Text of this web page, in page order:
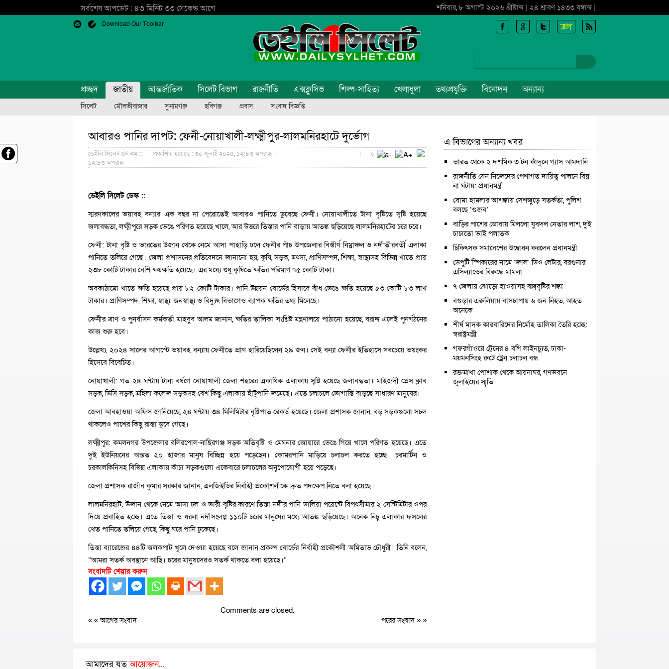
সর্বশেষ আপডেট : ৪৩ মিনিট ৩৩ সেকেন্ড আগে শনিবার, ৮ অগাস্ট ২০২৬ খ্রীষ্টাব্দ | ২৪ শ্রাবণ ১৪৩৩ বঙ্গাব্দ |
Download Our Toolbar
প্রচ্ছদ জাতীয় আন্তর্জাতিক সিলেট বিভাগ রাজনীতি এক্সক্লুসিভ শিল্প-সাহিত্য খেলাধুলা তথ্যপ্রযুক্তি বিনোদন অন্যান্য
সিলেট মৌলভীবাজার সুনামগঞ্জ হবিগঞ্জ প্রবাস সংবাদ বিজ্ঞপ্তি
আবারও পানির দাপট: ফেনী-নোয়াখালী-লক্ষ্মীপুর-লালমনিরহাটে দুর্ভোগ
ডেইলি সিলেট ডট কম ::
প্রকাশিত হয়েছে : ৩০ জুলাই ২০২৫, ১২:৪৩ অপরাহ্ন |
১২:৪৩ অপরাহ্ন
| ০
ডেইলি সিলেট ডেস্ক ::
স্মরণকালের ভয়াবহ বন্যার এক বছর না পেরোতেই আবারও পানিতে ডুবেছে ফেনী। নোয়াখালীতে টানা বৃষ্টিতে সৃষ্টি হয়েছে
জলাবদ্ধতা, লক্ষ্মীপুরে সড়ক ভেঙে পরিণত হয়েছে খালে, আর উত্তরে তিস্তার পানি বাড়ায় আতঙ্ক ছড়িয়েছে লালমনিরহাটের চরে চরে।
ফেনী: টানা বৃষ্টি ও ভারতের উজান থেকে নেমে আসা পাহাড়ি ঢলে ফেনীর পাঁচ উপজেলার বিস্তীর্ণ নিম্নাঞ্চল ও নদীতীরবর্তী এলাকা
পানিতে তলিয়ে গেছে। জেলা প্রশাসনের প্রতিবেদনে জানানো হয়, কৃষি, সড়ক, মৎস্য, প্রাণিসম্পদ, শিক্ষা, স্বাস্থ্যসহ বিভিন্ন খাতে প্রায়
২৩৮ কোটি টাকার বেশি ক্ষয়ক্ষতি হয়েছে। এর মধ্যে শুধু কৃষিতে ক্ষতির পরিমাণ ৭৫ কোটি টাকা।
অবকাঠামো খাতে ক্ষতি হয়েছে প্রায় ৮২ কোটি টাকার। পানি উন্নয়ন বোর্ডের হিসাবে বাঁধ ভেঙে ক্ষতি হয়েছে ৫৩ কোটি ৮৩ লাখ
টাকার। প্রাণিসম্পদ, শিক্ষা, স্বাস্থ্য, জনস্বাস্থ্য ও বিদ্যুৎ বিভাগেও ব্যাপক ক্ষতির তথ্য মিলেছে।
ফেনীর ত্রাণ ও পুনর্বাসন কর্মকর্তা মাহবুব আলম জানান, ক্ষতির তালিকা সংশ্লিষ্ট মন্ত্রণালয়ে পাঠানো হয়েছে, বরাদ্দ এলেই পুনর্গঠনের
কাজ শুরু হবে।
উল্লেখ্য, ২০২৪ সালের আগস্টে ভয়াবহ বন্যায় ফেনীতে প্রাণ হারিয়েছিলেন ২৯ জন। সেই বন্যা ফেনীর ইতিহাসে সবচেয়ে ভয়ংকর
হিসেবে বিবেচিত।
নোয়াখালী: গত ২৪ ঘণ্টায় টানা বর্ষণে নোয়াখালী জেলা শহরের একাধিক এলাকায় সৃষ্টি হয়েছে জলাবদ্ধতা। মাইজদী প্রেস ক্লাব
সড়ক, ডিসি সড়ক, মহিলা কলেজ সড়কসহ বেশ কিছু এলাকায় হাঁটুপানি জমেছে। এতে চলাচলে ভোগান্তি বাড়ছে সাধারণ মানুষের।
জেলা আবহাওয়া অফিস জানিয়েছে, ২৪ ঘণ্টায় ৩৪ মিলিমিটার বৃষ্টিপাত রেকর্ড হয়েছে। জেলা প্রশাসক জানান, বড় সড়কগুলো সচল
থাকলেও পাশের কিছু রাস্তা ডুবে গেছে।
লক্ষ্মীপুর: কমলনগর উপজেলার বলিরপোল-নাছিরগঞ্জ সড়ক অতিবৃষ্টি ও মেঘনার জোয়ারে ভেঙে গিয়ে খালে পরিণত হয়েছে। এতে
দুই ইউনিয়নের অন্তত ২০ হাজার মানুষ বিচ্ছিন্ন হয়ে পড়েছেন। কোমরপানি মাড়িয়ে চলাচল করতে হচ্ছে। চরমার্টিন ও
চরকালকিনিসহ বিভিন্ন এলাকায় কাঁচা সড়কগুলো একেবারে চলাচলের অনুপোযোগী হয়ে পড়েছে।
জেলা প্রশাসক রাজীব কুমার সরকার জানান, এলজিইডির নির্বাহী প্রকৌশলীকে দ্রুত পদক্ষেপ নিতে বলা হয়েছে।
লালমনিরহাট: উজান থেকে নেমে আসা ঢল ও ভারী বৃষ্টির কারণে তিস্তা নদীর পানি ডালিয়া পয়েন্টে বিপৎসীমার ২ সেন্টিমিটার ওপর
দিয়ে প্রবাহিত হচ্ছে। এতে তিস্তা ও ধরলা নদীসংলগ্ন ১১০টি চরের মানুষের মধ্যে আতঙ্ক ছড়িয়েছে। অনেক নিচু এলাকার ফসলের
খেত পানিতে তলিয়ে গেছে, কিছু ঘরে পানি ঢুকেছে।
তিস্তা ব্যারেজের ৪৪টি জলকপাট খুলে দেওয়া হয়েছে বলে জানান প্রকল্প বোর্ডের নির্বাহী প্রকৌশলী অমিতাভ চৌধুরী। তিনি বলেন,
“আমরা সতর্ক অবস্থানে আছি। চরের মানুষদেরও সতর্ক থাকতে বলা হয়েছে।”
সংবাদটি শেয়ার করুন
Comments are closed.
« «আগের সংবাদ পরের সংবাদ » »
এ বিভাগের অন্যান্য খবর
ভারত থেকে ২ দশমিক ৩ টন কাঁদুনে গ্যাস আমদানি
রাজনীতি যেন নিজেদের পেশাগত দায়িত্ব পালনে বিঘ্ন
না ঘটায়: প্রধানমন্ত্রী
বোমা হামলার আশঙ্কায় দেশজুড়ে সতর্কতা, পুলিশ
বলছে ‘গুজব’
বাড়ির পাশের ডোবায় মিললো যুবদল নেতার লাশ, দুই
চাচাতো ভাই পলাতক
চিকিৎসক সমাবেশের উদ্বোধন করলেন প্রধানমন্ত্রী
ডেপুটি স্পিকারের নামে ‘জাল’ ডিও লেটার, বরগুনার
এসিল্যান্ডের বিরুদ্ধে মামলা
৭ জেলায় ঝোড়ো হাওয়াসহ বজ্রবৃষ্টির শঙ্কা
বগুড়ার এরুলিয়ায় বাসচাপায় ৬ জন নিহত, আহত
অনেকে
শীর্ষ মাদক কারবারিদের নির্মোহ তালিকা তৈরি হচ্ছে:
স্বরাষ্ট্রমন্ত্রী
গফরগাঁওয়ে ট্রেনের ৪ বগি লাইনচ্যুত, ঢাকা-
ময়মনসিংহ রুটে ট্রেন চলাচল বন্ধ
রক্তমাখা পোশাক থেকে আয়নাঘর, গণভবনে
জুলাইয়ের স্মৃতি
আমাদের যতআয়োজন...